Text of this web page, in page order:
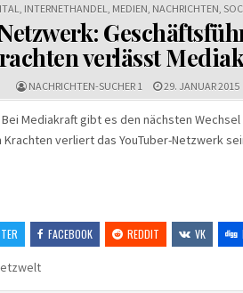
INTERNETHANDEL MEDIEN NACHRICHTEN
verlässt
NACHRICHTEN-SUCHER 1 29. JANUAR 2015
Bei Mediakraft gibt es den nächsten
verliert das YouTuber-Netzwerk
FACEBOOK REDDIT VK